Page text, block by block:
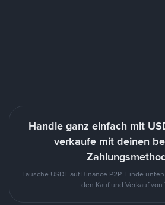
Handle ganz einfach mit
verkaufe mit deinen
Tausche USDT auf Binance P2P. Finde
den Kauf und Verkauf von